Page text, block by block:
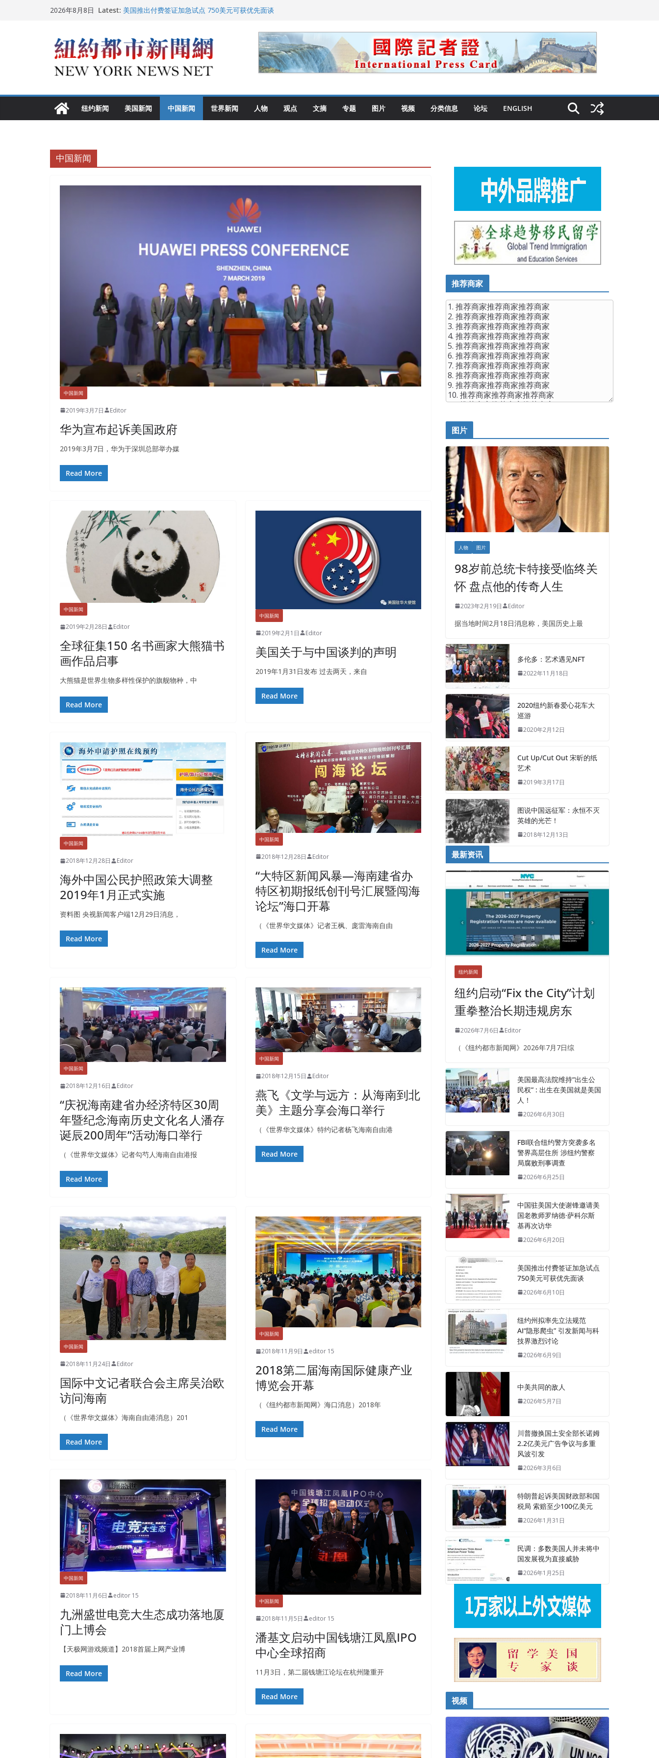
2026年8月8日 Latest: 美国推出付费签证加急试点 750美元可获优先面谈
FBI联合纽约警方突袭多名警界高层住所 涉纽约警察局腐败刑事
调查
中国驻美国大使谢锋邀请美国老教师罗纳德·萨科尔斯基再次访华
纽约新闻 美国新闻 中国新闻 世界新闻 人物 观点 文摘 专题 图片 视频 分类信息 论坛 ENGLISH
中国新闻
中国新闻
2019年3月7日 Editor
华为宣布起诉美国政府
2019年3月7日，华为于深圳总部举办媒
Read More
中国新闻
2019年2月28日 Editor
全球征集150 名书画家大熊猫书
画作品启事
大熊猫是世界生物多样性保护的旗舰物种，中
Read More
中国新闻
2019年2月1日 Editor
美国关于与中国谈判的声明
2019年1月31日发布 过去两天，来自
Read More
中国新闻
2018年12月28日 Editor
海外中国公民护照政策大调整
2019年1月正式实施
资料图 央视新闻客户端12月29日消息，
Read More
中国新闻
2018年12月28日 Editor
“大特区新闻风暴—海南建省办
特区初期报纸创刊号汇展暨闯海
论坛”海口开幕
（《世界华文媒体》记者王枫、庞雷海南自由
Read More
中国新闻
2018年12月16日 Editor
“庆祝海南建省办经济特区30周
年暨纪念海南历史文化名人潘存
诞辰200周年”活动海口举行
（《世界华文媒体》记者勾芍人海南自由港报
Read More
中国新闻
2018年12月15日 Editor
燕飞《文学与远方：从海南到北
美》主题分享会海口举行
（《世界华文媒体》特约记者杨飞海南自由港
Read More
中国新闻
2018年11月24日 Editor
国际中文记者联合会主席吴治欧
访问海南
（《世界华文媒体》海南自由港消息）201
Read More
中国新闻
2018年11月9日 editor 15
2018第二届海南国际健康产业
博览会开幕
（《纽约都市新闻网》海口消息）2018年
Read More
中国新闻
2018年11月6日 editor 15
九洲盛世电竞大生态成功落地厦
门上博会
【天极网游戏频道】2018首届上网产业博
Read More
中国新闻
2018年11月5日 editor 15
潘基文启动中国钱塘江凤凰IPO
中心全球招商
11月3日，第二届钱塘江论坛在杭州隆重开
Read More
推荐商家
图片
人物 图片
98岁前总统卡特接受临终关
怀 盘点他的传奇人生
2023年2月19日 Editor
据当地时间2月18日消息称，美国历史上最
多伦多：艺术遇见NFT
2022年11月18日
2020纽约新春爱心花车大
巡游
2020年2月12日
Cut Up/Cut Out 宋昕的纸
艺术
2019年3月17日
图说中国远征军：永恒不灭
英雄的光芒！
2018年12月13日
最新资讯
纽约新闻
纽约启动“Fix the City”计划
重拳整治长期违规房东
2026年7月6日 Editor
（《纽约都市新闻网》2026年7月7日综
美国最高法院维持“出生公
民权” : 出生在美国就是美国
人！
2026年6月30日
FBI联合纽约警方突袭多名
警界高层住所 涉纽约警察
局腐败刑事调查
2026年6月25日
中国驻美国大使谢锋邀请美
国老教师罗纳德·萨科尔斯
基再次访华
2026年6月20日
美国推出付费签证加急试点
750美元可获优先面谈
2026年6月10日
纽约州拟率先立法规范
AI“隐形爬虫” 引发新闻与科
技界激烈讨论
2026年6月9日
中美共同的敌人
2026年5月7日
川普撤换国土安全部长诺姆
2.2亿美元广告争议与多重
风波引发
2026年3月6日
特朗普起诉美国财政部和国
税局 索赔至少100亿美元
2026年1月31日
民调：多数美国人并未将中
国发展视为直接威胁
2026年1月25日
视频